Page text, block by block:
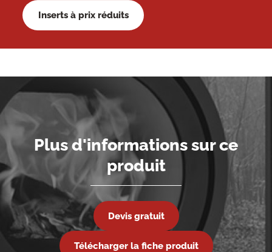
Inserts à prix réduits
Plus d'informations sur ce
produit
Devis gratuit
Télécharger la fiche produit